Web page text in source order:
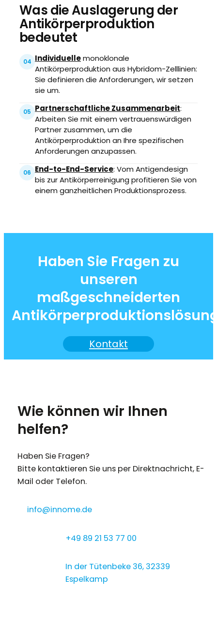
Was die Auslagerung der
Antikörperproduktion
bedeutet
04 Individuellemonoklonale
Antikörperproduktion aus Hybridom-Zelllinien:
Sie definieren die Anforderungen, wir setzen
sie um.
05 Partnerschaftliche Zusammenarbeit:
Arbeiten Sie mit einem vertrauenswürdigen
Partner zusammen, um die
Antikörperproduktion an Ihre spezifischen
Anforderungen anzupassen.
06 End-to-End-Service: Vom Antigendesign
bis zur Antikörperreinigung profitieren Sie von
einem ganzheitlichen Produktionsprozess.
Haben Sie Fragen zu
unseren
maßgeschneiderten
Kontakt
Wie können wir Ihnen
helfen?
Haben Sie Fragen?
Bitte kontaktieren Sie uns per Direktnachricht, E-
Mail oder Telefon.
info@innome.de
+49 89 21 53 77 00
In der Tütenbeke 36, 32339
Espelkamp